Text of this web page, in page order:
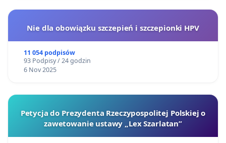
Nie dla obowiązku szczepień i szczepionki HPV
11 054 podpisów
93 Podpisy / 24 godzin
6 Nov 2025
Petycja do Prezydenta Rzeczypospolitej Polskiej o
zawetowanie ustawy „Lex Szarlatan”